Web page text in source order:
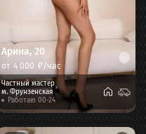
Арина, 20
от 4 000 ₽/час
Частный мастер
м. Фрунзенская
Работаю 00-24